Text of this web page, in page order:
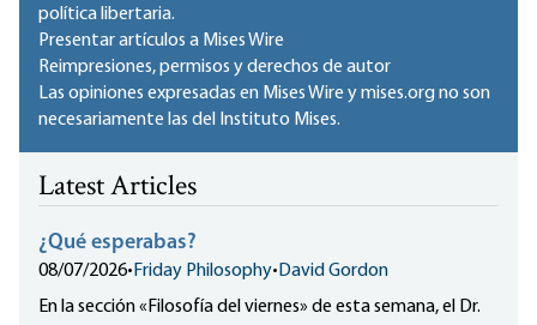
política libertaria.
Presentar artículos a Mises Wire
Reimpresiones, permisos y derechos de autor
Las opiniones expresadas en Mises Wire y mises.org no son
necesariamente las del Instituto Mises.
Latest Articles
¿Qué esperabas?
08/07/2026•Friday Philosophy•David Gordon
En la sección «Filosofía del viernes» de esta semana, el Dr.